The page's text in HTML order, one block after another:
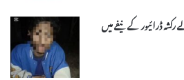
ڈرائیور کے نیفے میں